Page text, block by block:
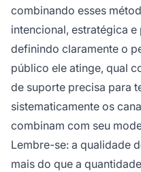
combinando esses
intencional, estratégica
definindo claramente o
público ele atinge, qual
de suporte precisa para
sistematicamente os
combinam com seu
Lembre-se: a qualidade
mais do que a